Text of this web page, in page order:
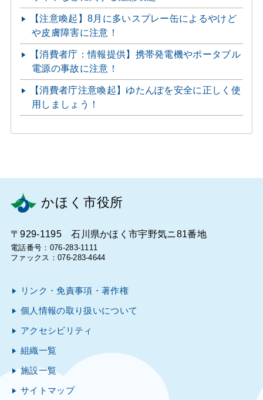
【注意喚起】8月に多いスプレー缶によるやけど
や皮膚障害に注意！
【消費者庁：情報提供】携帯発電機やポータブル
電源の事故に注意！
【消費者庁注意喚起】ゆたんぽを安全に正しく使
用しましょう！
かほく市役所
〒929-1195 石川県かほく市宇野気ニ81番地
電話番号：076-283-1111
ファックス：076-283-4644
リンク・免責事項・著作権
個人情報の取り扱いについて
アクセシビリティ
組織一覧
施設一覧
サイトマップ